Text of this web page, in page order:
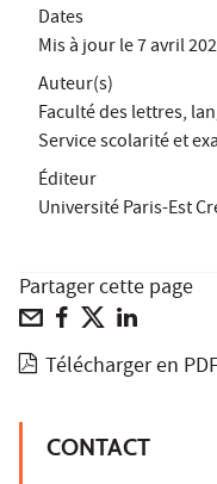
Dates
Mis à jour le7 avril
Auteur(s)
Faculté des lettres,
Service scolarité et
Éditeur
Université Paris-Est
Partager cette page
Télécharger en
CONTACT